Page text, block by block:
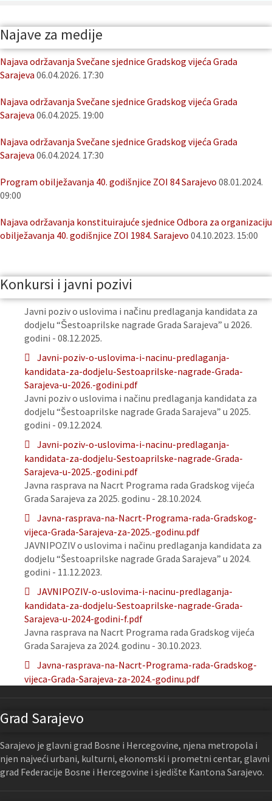
Najave za medije
Najava održavanja Svečane sjednice Gradskog vijeća Grada
Sarajeva 06.04.2026. 17:30
Najava održavanja Svečane sjednice Gradskog vijeća Grada
Sarajeva 06.04.2025. 19:00
Najava održavanja Svečane sjednice Gradskog vijeća Grada
Sarajeva 06.04.2024. 17:30
Program obilježavanja 40. godišnjice ZOI 84 Sarajevo 08.01.2024.
09:00
Najava održavanja konstituirajuće sjednice Odbora za organizaciju
obilježavanja 40. godišnjice ZOI 1984. Sarajevo 04.10.2023. 15:00
Konkursi i javni pozivi
Javni poziv o uslovima i načinu predlaganja kandidata za
dodjelu “Šestoaprilske nagrade Grada Sarajeva” u 2026.
godini - 08.12.2025.
Javni-poziv-o-uslovima-i-nacinu-predlaganja-
kandidata-za-dodjelu-Sestoaprilske-nagrade-Grada-
Sarajeva-u-2026.-godini.pdf
Javni poziv o uslovima i načinu predlaganja kandidata za
dodjelu “Šestoaprilske nagrade Grada Sarajeva” u 2025.
godini - 09.12.2024.
Javni-poziv-o-uslovima-i-nacinu-predlaganja-
kandidata-za-dodjelu-Sestoaprilske-nagrade-Grada-
Sarajeva-u-2025.-godini.pdf
Javna rasprava na Nacrt Programa rada Gradskog vijeća
Grada Sarajeva za 2025. godinu - 28.10.2024.
Javna-rasprava-na-Nacrt-Programa-rada-Gradskog-
vijeca-Grada-Sarajeva-za-2025.-godinu.pdf
JAVNIPOZIV o uslovima i načinu predlaganja kandidata za
dodjelu “Šestoaprilske nagrade Grada Sarajeva” u 2024.
godini - 11.12.2023.
JAVNIPOZIV-o-uslovima-i-nacinu-predlaganja-
kandidata-za-dodjelu-Sestoaprilske-nagrade-Grada-
Sarajeva-u-2024-godini-f.pdf
Javna rasprava na Nacrt Programa rada Gradskog vijeća
Grada Sarajeva za 2024. godinu - 30.10.2023.
Javna-rasprava-na-Nacrt-Programa-rada-Gradskog-
vijeca-Grada-Sarajeva-za-2024.-godinu.pdf
Grad Sarajevo
Sarajevo je glavni grad Bosne i Hercegovine, njena metropola i
njen najveći urbani, kulturni, ekonomski i prometni centar, glavni
grad Federacije Bosne i Hercegovine i sjedište Kantona Sarajevo.